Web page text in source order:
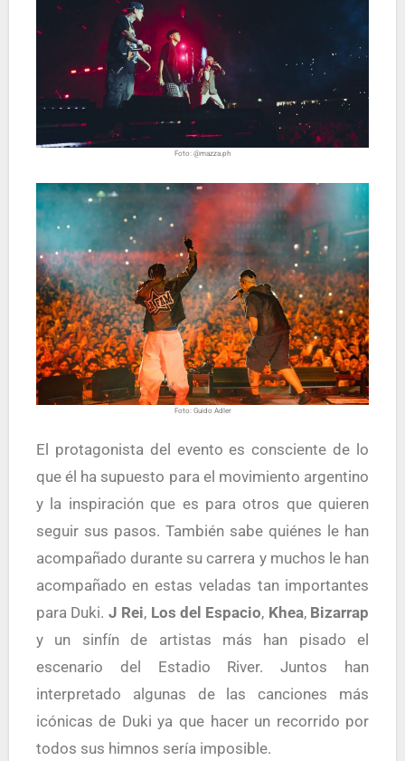
Foto: @mazza.ph
Foto: Guido Adler
El protagonista del evento es consciente de lo
que él ha supuesto para el movimiento argentino
y la inspiración que es para otros que quieren
seguir sus pasos. También sabe quiénes le han
acompañado durante su carrera y muchos le han
acompañado en estas veladas tan importantes
para Duki. J Rei, Los del Espacio, Khea, Bizarrap
y un sinfín de artistas más han pisado el
escenario del Estadio River. Juntos han
interpretado algunas de las canciones más
icónicas de Duki ya que hacer un recorrido por
todos sus himnos sería imposible.